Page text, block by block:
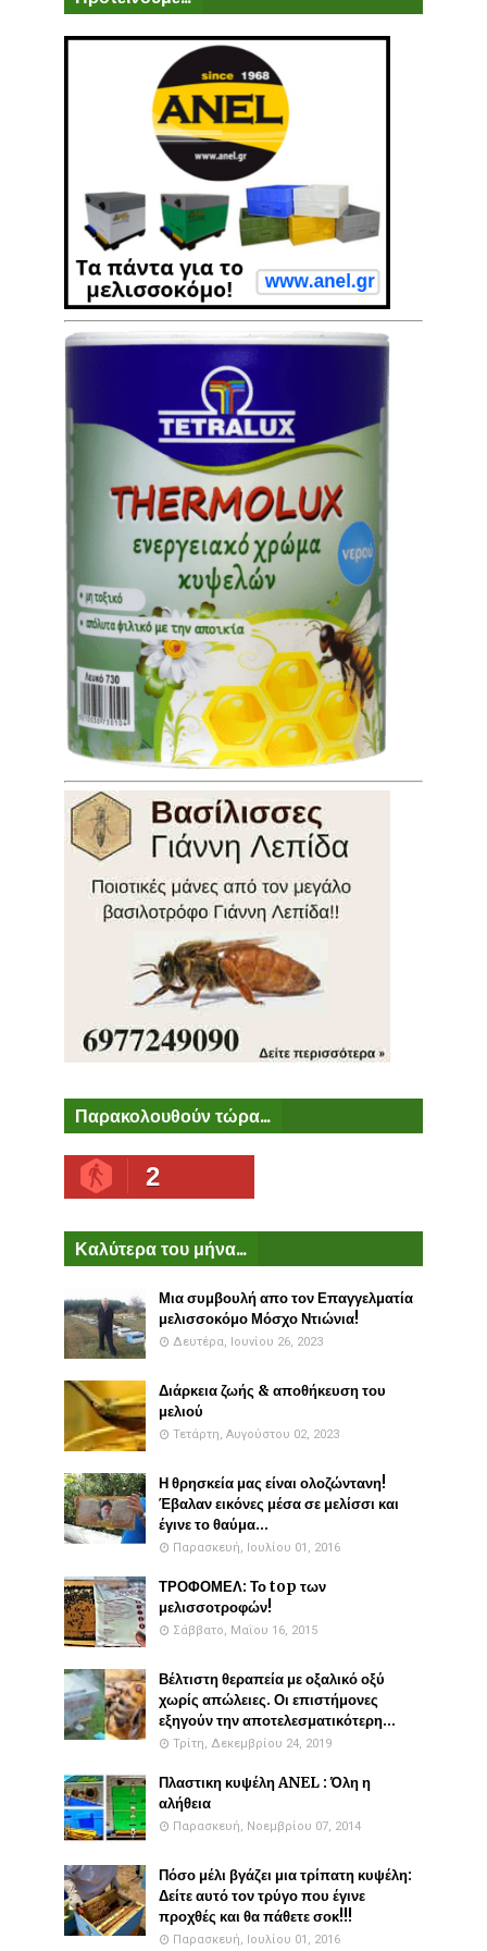
Παρακολουθούν τώρα...
2
Καλύτερα του μήνα...
Μια συμβουλή απο τον Επαγγελματία
μελισσοκόμο Μόσχο Ντιώνια!
Δευτέρα, Ιουνίου 26, 2023
Διάρκεια ζωής & αποθήκευση του
μελιού
Τετάρτη, Αυγούστου 02, 2023
Η θρησκεία μας είναι ολοζώντανη!
Έβαλαν εικόνες μέσα σε μελίσσι και
έγινε το θαύμα...
Παρασκευή, Ιουλίου 01, 2016
ΤΡΟΦΟΜΕΛ: Το top των
μελισσοτροφών!
Σάββατο, Μαΐου 16, 2015
Βέλτιστη θεραπεία με οξαλικό οξύ
χωρίς απώλειες. Οι επιστήμονες
εξηγούν την αποτελεσματικότερη...
Τρίτη, Δεκεμβρίου 24, 2019
Πλαστικη κυψέλη ANEL : Όλη η
αλήθεια
Παρασκευή, Νοεμβρίου 07, 2014
Πόσο μέλι βγάζει μια τρίπατη κυψέλη:
Δείτε αυτό τον τρύγο που έγινε
προχθές και θα πάθετε σοκ!!!
Παρασκευή, Ιουλίου 01, 2016